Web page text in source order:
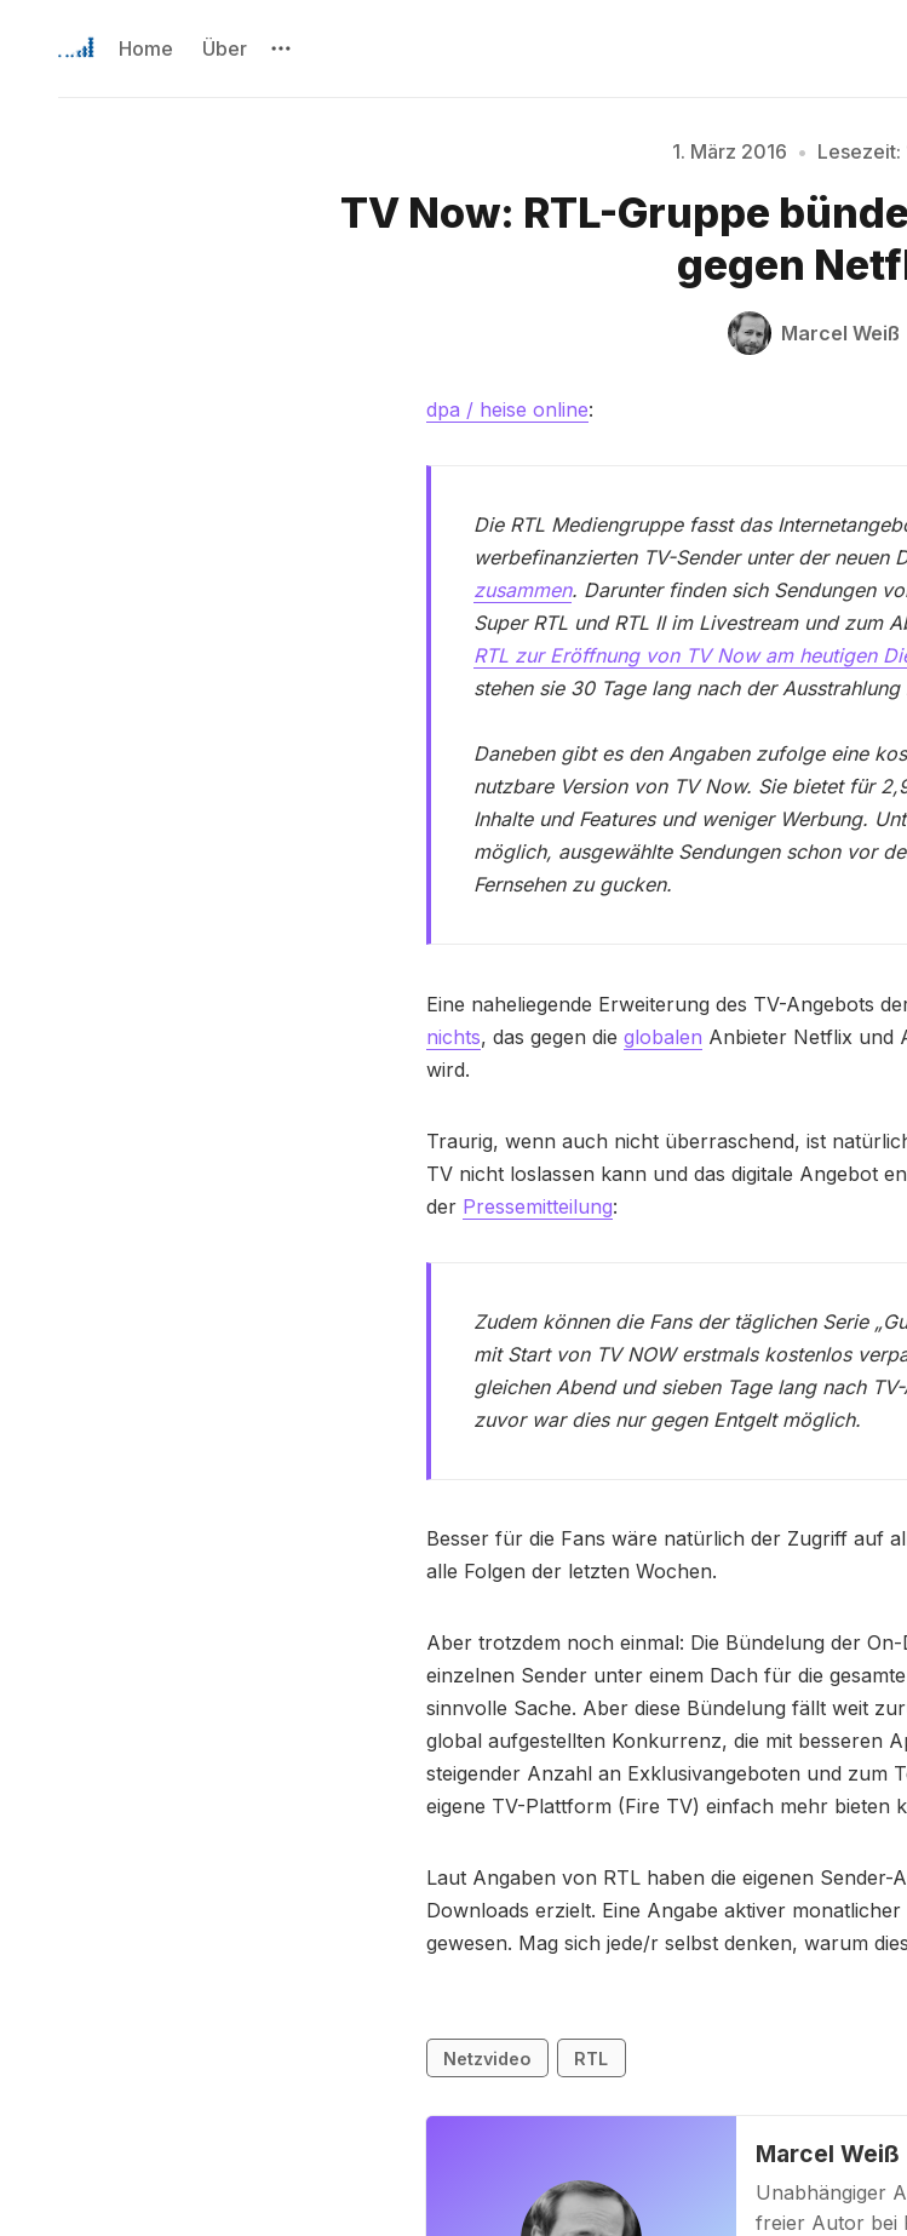
Home Über
Bitte geben Sie mindestens 3
1. März 2016 • Lesezeit:
TV Now: RTL-Gruppe
gegen
Marcel Weiß
dpa / heise online:
Die RTL Mediengruppe fasst das
werbefinanzierten TV-Sender unter der neuen
zusammen. Darunter finden sich Sendungen
Super RTL und RTL II im Livestream und zum
RTL zur Eröffnung von TV Now am heutigen
stehen sie 30 Tage lang nach der
Daneben gibt es den Angaben zufolge eine
nutzbare Version von TV Now. Sie bietet für
Inhalte und Features und weniger Werbung.
möglich, ausgewählte Sendungen schon vor
Fernsehen zu gucken.
Eine naheliegende Erweiterung des TV-Angebots
nichts, das gegen die globalen Anbieter Netflix und
wird.
Traurig, wenn auch nicht überraschend, ist
TV nicht loslassen kann und das digitale Angebot
der Pressemitteilung:
Zudem können die Fans der täglichen Serie
mit Start von TV NOW erstmals kostenlos
gleichen Abend und sieben Tage lang nach
zuvor war dies nur gegen Entgelt möglich.
Besser für die Fans wäre natürlich der Zugriff auf
alle Folgen der letzten Wochen.
Aber trotzdem noch einmal: Die Bündelung der
einzelnen Sender unter einem Dach für die
sinnvolle Sache. Aber diese Bündelung fällt weit
global aufgestellten Konkurrenz, die mit besseren
steigender Anzahl an Exklusivangeboten und zum
eigene TV-Plattform (Fire TV) einfach mehr bieten
Laut Angaben von RTL haben die eigenen Sender-
Downloads erzielt. Eine Angabe aktiver
gewesen. Mag sich jede/r selbst denken, warum
Netzvideo RTL
Marcel Weiß
Unabhängiger
freier Autor bei